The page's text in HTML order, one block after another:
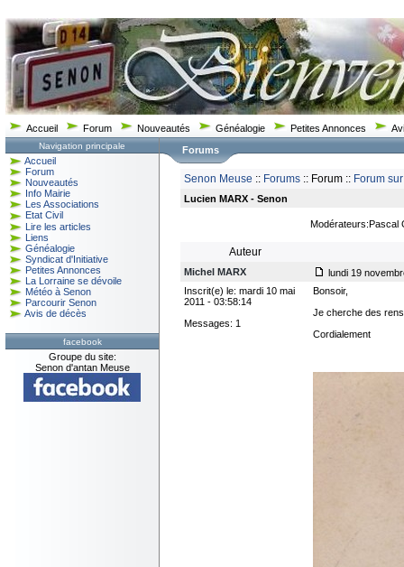
Accueil Forum Nouveautés Généalogie Petites Annonces
Navigation principale
Accueil
Forum
Nouveautés
Info Mairie
Les Associations
Etat Civil
Lire les articles
Liens
Généalogie
Syndicat d'Initiative
Petites Annonces
La Lorraine se dévoile
Météo à Senon
Parcourir Senon
Avis de décès
facebook
Groupe du site:
Senon d'antan Meuse
Forums
Senon Meuse :: Forums :: Forum :: Forum
Lucien MARX - Senon
Modérateurs:Pascal
Auteur
Michel MARX
lundi 19
Inscrit(e) le: mardi 10 mai
2011 - 03:58:14
Messages: 1
Bonsoir,
Je cherche des
Cordialement